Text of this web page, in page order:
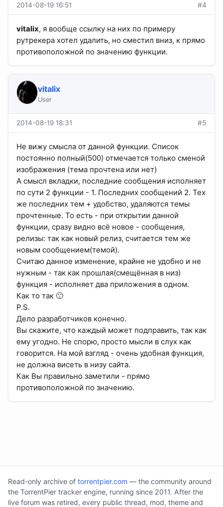
2014-08-19 16:51 #4
vitalix, я вообще ссылку на них по примеру
рутрекера хотел удалить, но сместил вниз, к прямо
противоположной по значению функции.
vitalix
User
2014-08-19 18:31 #5
Не вижу смысла от данной функции. Список
постоянно полный(500) отмечается только сменой
изображения (тема прочтена или нет)
А смысл вкладки, последние сообщения исполняет
по сути 2 функции - 1. Последних сообщений 2. Тех
же последних тем + удобство, удаляются темы
прочтенные. То есть - при открытии данной
функции, сразу видно всё новое - сообщения,
релизы: так как новый релиз, считается тем же
новым сообщением(темой).
Считаю данное изменение, крайне не удобно и не
нужным - так как прошлая(смещённая в низ)
функция - исполняет два приложения в одном.
Как то так 🙂
P.S.
Дело разработчиков конечно.
Вы скажите, что каждый может подправить, так как
ему угодно. Не спорю, просто мысли в слух как
говорится. На мой взгляд - очень удобная функция,
не должна висеть в низу сайта.
Как Вы правильно заметили - прямо
противоположной по значению.
Read-only archive of torrentpier.com — the community around
the TorrentPier tracker engine, running since 2011. After the
live forum was retired, every public thread, mod, theme and